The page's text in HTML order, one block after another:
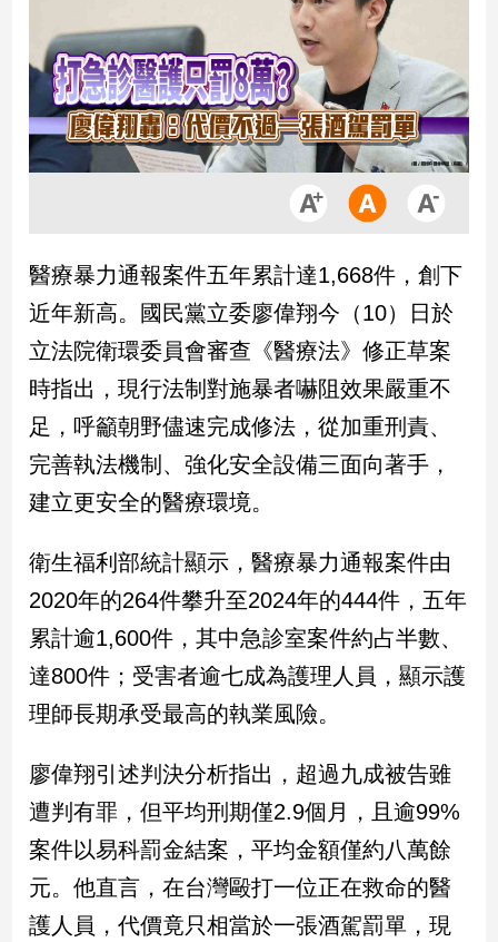
房
地
品
政
治
政
治
焦
觀
點
民
國
會
點
觀
兩
岸/
國
際
會/
醫療暴力通報案件五年累計達1,668件，創下
近年新高。國民黨立委廖偉翔今（10）日於
立法院衛環委員會審查《醫療法》修正草案
時指出，現行法制對施暴者嚇阻效果嚴重不
足，呼籲朝野儘速完成修法，從加重刑責、
完善執法機制、強化安全設備三面向著手，
建立更安全的醫療環境。
衛生福利部統計顯示，醫療暴力通報案件由
2020年的264件攀升至2024年的444件，五年
累計逾1,600件，其中急診室案件約占半數、
達800件；受害者逾七成為護理人員，顯示護
理師長期承受最高的執業風險。
廖偉翔引述判決分析指出，超過九成被告雖
遭判有罪，但平均刑期僅2.9個月，且逾99%
案件以易科罰金結案，平均金額僅約八萬餘
元。他直言，在台灣毆打一位正在救命的醫
護人員，代價竟只相當於一張酒駕罰單，現